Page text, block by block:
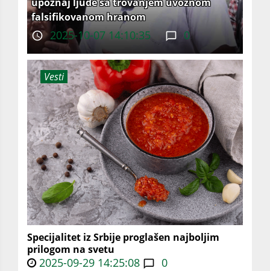
falsifikovanom hranom
2025-10-07 14:10:35 0
Vesti
Specijalitet iz Srbije proglašen najboljim
prilogom na svetu
2025-09-29 14:25:08 0